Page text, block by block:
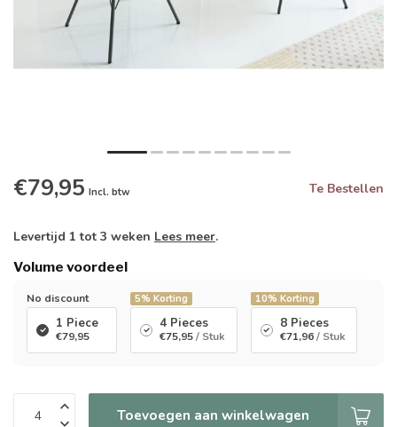
€79,95 Incl. btw Te Bestellen
Levertijd 1 tot 3 weken Lees meer.
Volume voordeel
No discount
1 Piece
€79,95
5% Korting
4 Pieces
€75,95 / Stuk
10% Korting
8 Pieces
€71,96 / Stuk
Toevoegen aan winkelwagen